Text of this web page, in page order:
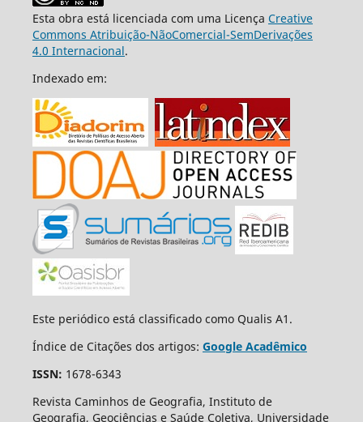
Esta obra está licenciada com uma Licença Creative
Commons Atribuição-NãoComercial-SemDerivações
4.0 Internacional.
Indexado em:
Este periódico está classificado como Qualis A1.
Índice de Citações dos artigos: Google Acadêmico
ISSN: 1678-6343
Revista Caminhos de Geografia, Instituto de
Geografia, Geociências e Saúde Coletiva, Universidade